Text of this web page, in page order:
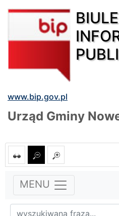
www.bip.gov.pl
Urząd Gminy
MENU